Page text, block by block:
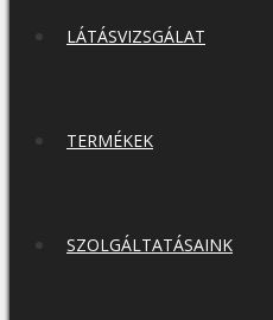
LÁTÁSVIZSGÁLAT
TERMÉKEK
SZOLGÁLTATÁSAINK